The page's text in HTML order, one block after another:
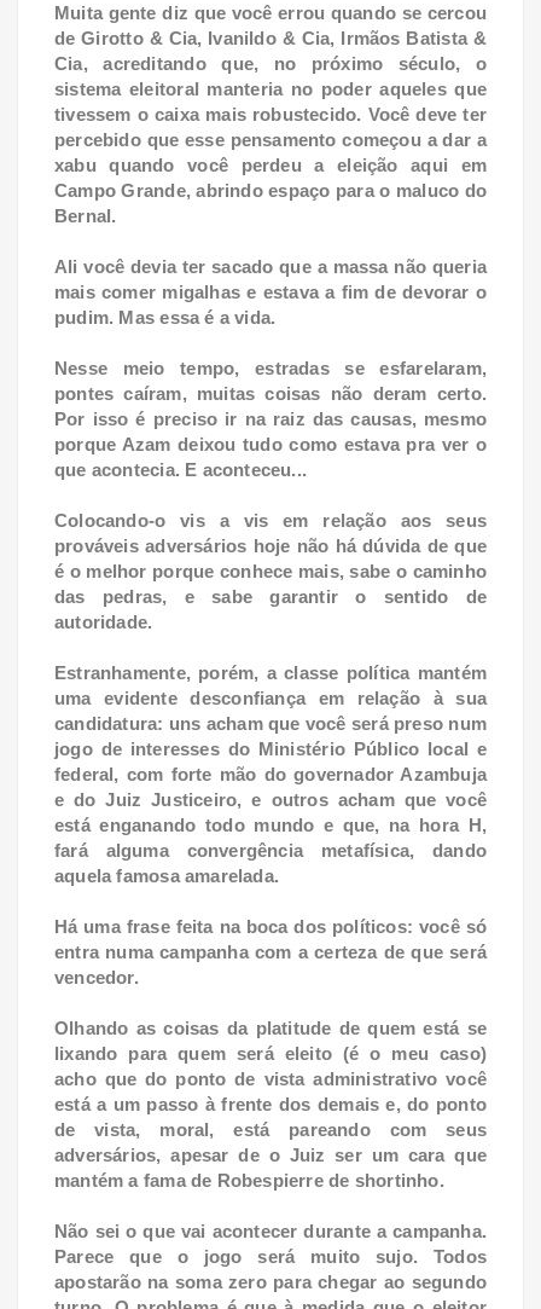
Muita gente diz que você errou quando se cercou
de Girotto & Cia, Ivanildo & Cia, Irmãos Batista &
Cia, acreditando que, no próximo século, o
sistema eleitoral manteria no poder aqueles que
tivessem o caixa mais robustecido. Você deve ter
percebido que esse pensamento começou a dar a
xabu quando você perdeu a eleição aqui em
Campo Grande, abrindo espaço para o maluco do
Bernal.
Ali você devia ter sacado que a massa não queria
mais comer migalhas e estava a fim de devorar o
pudim. Mas essa é a vida.
Nesse meio tempo, estradas se esfarelaram,
pontes caíram, muitas coisas não deram certo.
Por isso é preciso ir na raiz das causas, mesmo
porque Azam deixou tudo como estava pra ver o
que acontecia. E aconteceu...
Colocando-o vis a vis em relação aos seus
prováveis adversários hoje não há dúvida de que
é o melhor porque conhece mais, sabe o caminho
das pedras, e sabe garantir o sentido de
autoridade.
Estranhamente, porém, a classe política mantém
uma evidente desconfiança em relação à sua
candidatura: uns acham que você será preso num
jogo de interesses do Ministério Público local e
federal, com forte mão do governador Azambuja
e do Juiz Justiceiro, e outros acham que você
está enganando todo mundo e que, na hora H,
fará alguma convergência metafísica, dando
aquela famosa amarelada.
Há uma frase feita na boca dos políticos: você só
entra numa campanha com a certeza de que será
vencedor.
Olhando as coisas da platitude de quem está se
lixando para quem será eleito (é o meu caso)
acho que do ponto de vista administrativo você
está a um passo à frente dos demais e, do ponto
de vista, moral, está pareando com seus
adversários, apesar de o Juiz ser um cara que
mantém a fama de Robespierre de shortinho.
Não sei o que vai acontecer durante a campanha.
Parece que o jogo será muito sujo. Todos
apostarão na soma zero para chegar ao segundo